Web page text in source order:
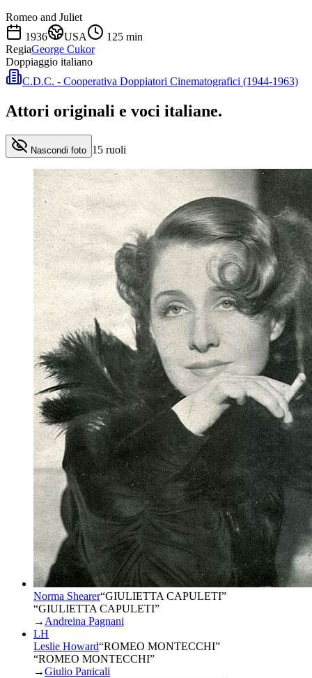
Romeo and Juliet
1936
USA 125 min
RegiaGeorge Cukor
Doppiaggio italiano
C.D.C. - Cooperativa Doppiatori Cinematografici (1944-1963)
Attori originali e voci italiane.
Nascondi foto 15 ruoli
Norma Shearer“GIULIETTA CAPULETI”
“GIULIETTA CAPULETI”
→ Andreina Pagnani
LH
Leslie Howard“ROMEO MONTECCHI”
“ROMEO MONTECCHI”
→Giulio Panicali